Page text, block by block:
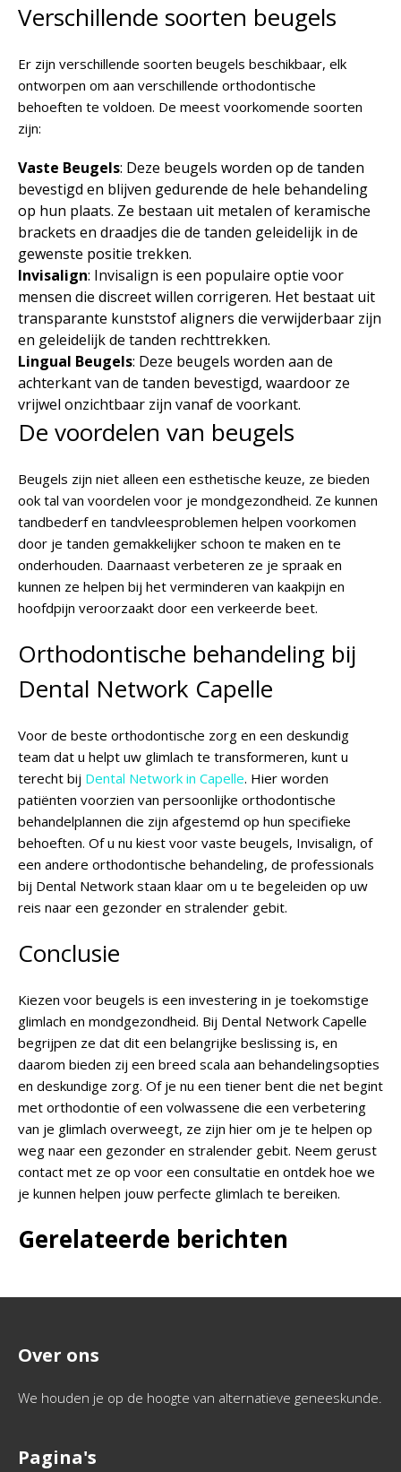
Verschillende soorten beugels
Er zijn verschillende soorten beugels beschikbaar, elk
ontworpen om aan verschillende orthodontische
behoeften te voldoen. De meest voorkomende soorten
zijn:
Vaste Beugels: Deze beugels worden op de tanden
bevestigd en blijven gedurende de hele behandeling
op hun plaats. Ze bestaan uit metalen of keramische
brackets en draadjes die de tanden geleidelijk in de
gewenste positie trekken.
Invisalign: Invisalign is een populaire optie voor
mensen die discreet willen corrigeren. Het bestaat uit
transparante kunststof aligners die verwijderbaar zijn
en geleidelijk de tanden rechttrekken.
Lingual Beugels: Deze beugels worden aan de
achterkant van de tanden bevestigd, waardoor ze
vrijwel onzichtbaar zijn vanaf de voorkant.
De voordelen van beugels
Beugels zijn niet alleen een esthetische keuze, ze bieden
ook tal van voordelen voor je mondgezondheid. Ze kunnen
tandbederf en tandvleesproblemen helpen voorkomen
door je tanden gemakkelijker schoon te maken en te
onderhouden. Daarnaast verbeteren ze je spraak en
kunnen ze helpen bij het verminderen van kaakpijn en
hoofdpijn veroorzaakt door een verkeerde beet.
Orthodontische behandeling bij
Dental Network Capelle
Voor de beste orthodontische zorg en een deskundig
team dat u helpt uw glimlach te transformeren, kunt u
terecht bij Dental Network in Capelle. Hier worden
patiënten voorzien van persoonlijke orthodontische
behandelplannen die zijn afgestemd op hun specifieke
behoeften. Of u nu kiest voor vaste beugels, Invisalign, of
een andere orthodontische behandeling, de professionals
bij Dental Network staan klaar om u te begeleiden op uw
reis naar een gezonder en stralender gebit.
Conclusie
Kiezen voor beugels is een investering in je toekomstige
glimlach en mondgezondheid. Bij Dental Network Capelle
begrijpen ze dat dit een belangrijke beslissing is, en
daarom bieden zij een breed scala aan behandelingsopties
en deskundige zorg. Of je nu een tiener bent die net begint
met orthodontie of een volwassene die een verbetering
van je glimlach overweegt, ze zijn hier om je te helpen op
weg naar een gezonder en stralender gebit. Neem gerust
contact met ze op voor een consultatie en ontdek hoe we
je kunnen helpen jouw perfecte glimlach te bereiken.
Gerelateerde berichten
Over ons
We houden je op de hoogte van alternatieve geneeskunde.
Pagina's